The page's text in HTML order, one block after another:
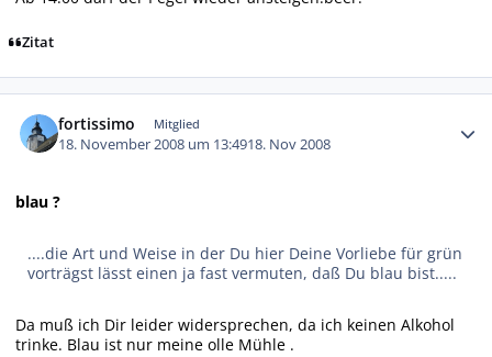
Zitat
fortissimo Mitglied
18. November 2008 um 13:4918. Nov 2008
blau ?
....die Art und Weise in der Du hier Deine Vorliebe für grün
vorträgst lässt einen ja fast vermuten, daß Du blau bist.....
Da muß ich Dir leider widersprechen, da ich keinen Alkohol
trinke. Blau ist nur meine olle Mühle .